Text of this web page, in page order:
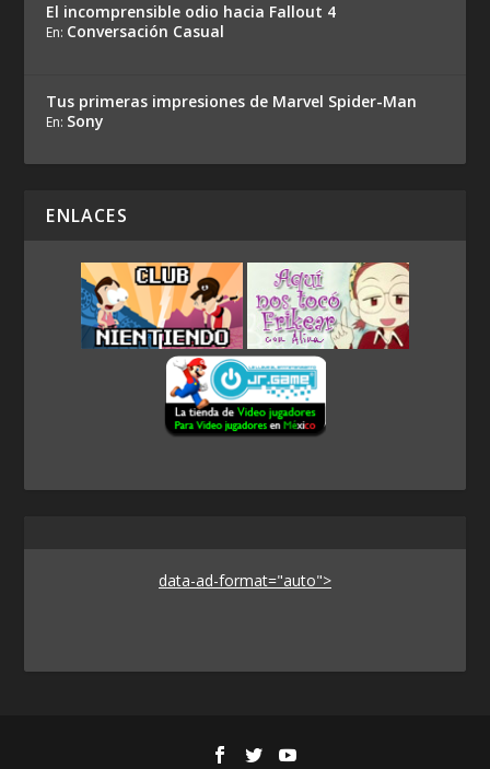
El incomprensible odio hacia Fallout 4
En: Conversación Casual
Tus primeras impresiones de Marvel Spider-Man
En: Sony
ENLACES
data-ad-format="auto">